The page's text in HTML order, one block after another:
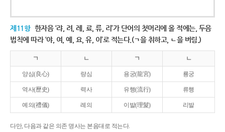
제11항 한자음 ‘랴, 려, 례, 료, 류, 리’가 단어의 첫머리에 올 적에는, 두음
법칙에 따라 ‘야, 여, 예, 요, 유, 이’로 적는다.(ㄱ을 취하고, ㄴ을 버림.)
ㄱ ㄴ ㄱ ㄴ
양심(良心) 량심 용궁(龍宮) 룡궁
역사(歷史) 력사 유행(流行) 류행
예의(禮儀) 례의 이발(理髮) 리발
다만, 다음과 같은 의존 명사는 본음대로 적는다.